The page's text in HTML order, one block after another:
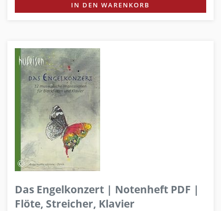
IN DEN WARENKORB
Das Engelkonzert | Notenheft PDF |
Flöte, Streicher, Klavier